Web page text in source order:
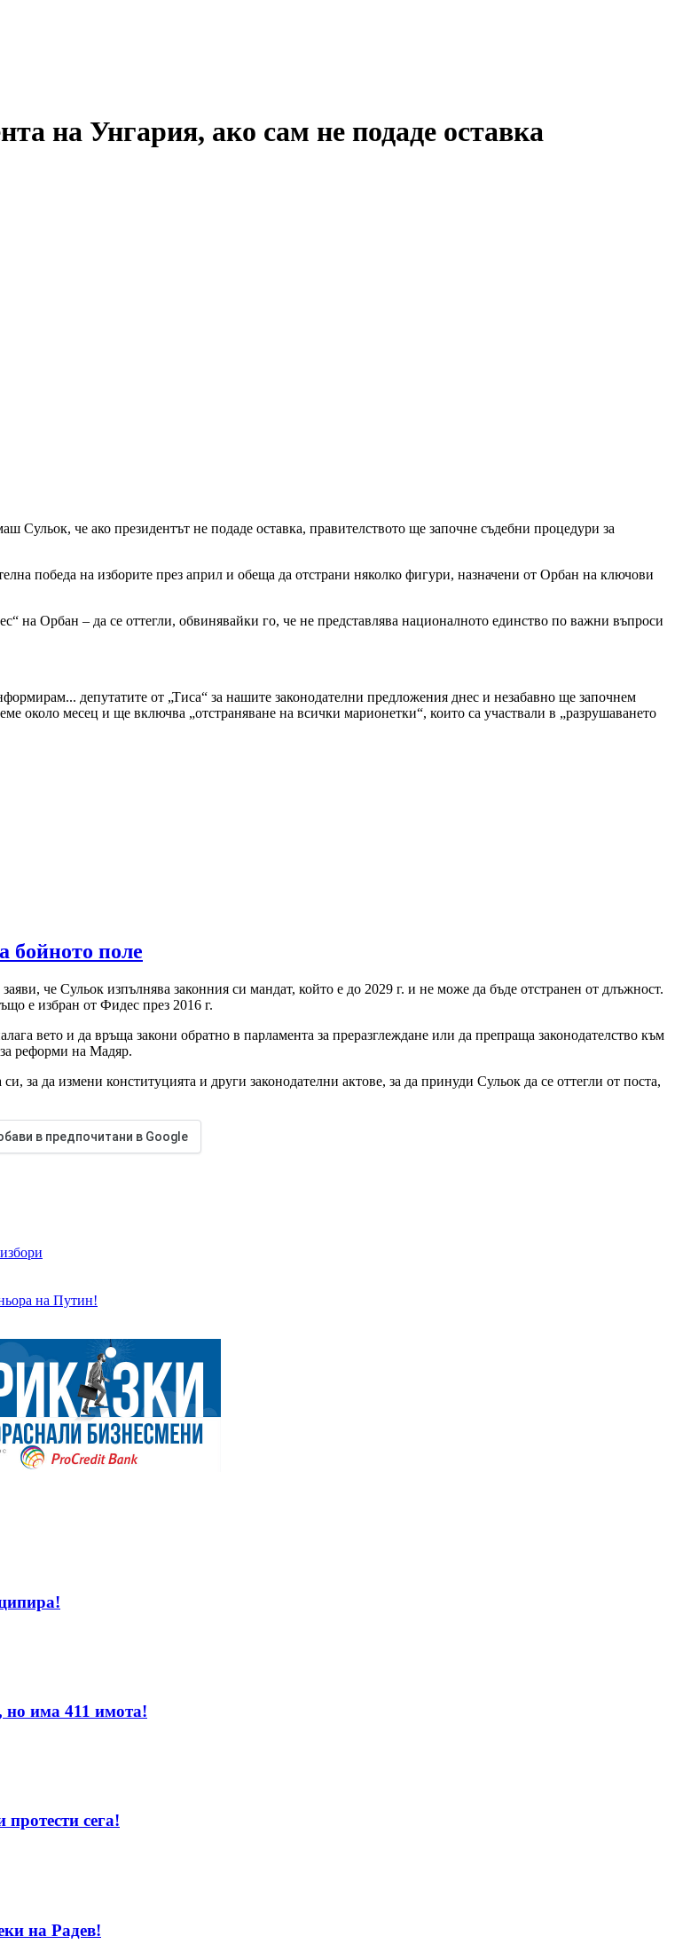
на Унгария, ако сам не подаде оставка
че ако президентът не подаде оставка, правителството ще започне съдебни процедури за
победа на изборите през април и обеща да отстрани няколко фигури, назначени от Орбан на ключови
на Орбан – да се оттегли, обвинявайки го, че не представлява националното единство по важни въпроси
депутатите от „Тиса“ за нашите законодателни предложения днес и незабавно ще започнем
около месец и ще включва „отстраняване на всички марионетки“, които са участвали в „разрушаването
бойното поле
че Сульок изпълнява законния си мандат, който е до 2029 г. и не може да бъде отстранен от длъжност.
е избран от Фидес през 2016 г.
вето и да връща закони обратно в парламента за преразглеждане или да препраща законодателство към
реформи на Мадяр.
за да измени конституцията и други законодателни актове, за да принуди Сульок да се оттегли от поста,
в предпочитани в Google
на Путин!
но има 411 имота!
сега!
на Радев!